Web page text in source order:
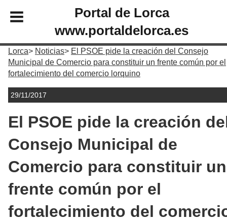
Portal de Lorca
www.portaldelorca.es
Lorca Noticias
El PSOE pide la creación del Consejo
Municipal de Comercio para constituir un frente común por el
fortalecimiento del comercio lorquino
29/11/2017
El PSOE pide la creación
Consejo Municipal de
Comercio para constituir un
frente común por el
fortalecimiento del